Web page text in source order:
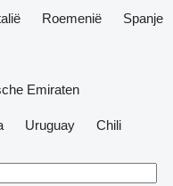
Roemenië
Spanje
Emiraten
Uruguay
Chili